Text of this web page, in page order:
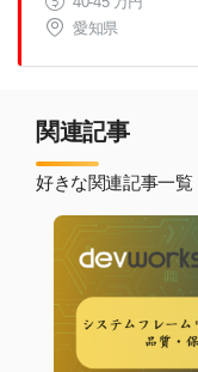
愛知県
関連記事
好きな関連記事一覧